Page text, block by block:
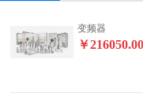
变频器
￥216050.00